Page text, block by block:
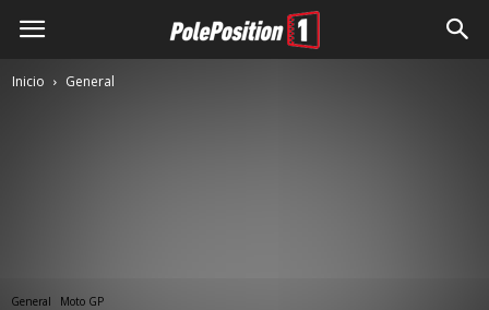
Inicio General
General Moto GP